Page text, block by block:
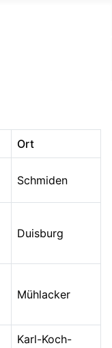
Ort
Schmiden
Duisburg
Mühlacker
Karl-Koch-